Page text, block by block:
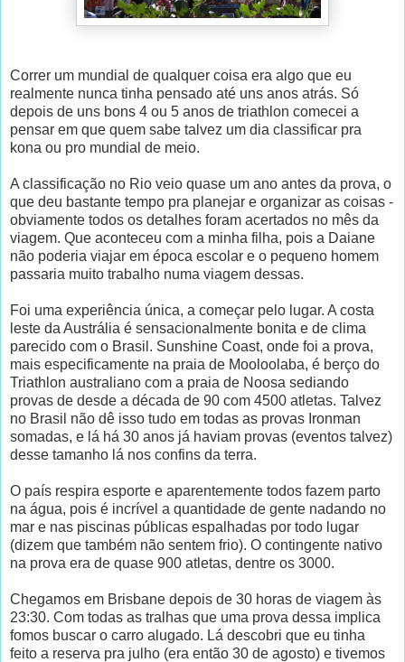
Correr um mundial de qualquer coisa era algo que eu
realmente nunca tinha pensado até uns anos atrás. Só
depois de uns bons 4 ou 5 anos de triathlon comecei a
pensar em que quem sabe talvez um dia classificar pra
kona ou pro mundial de meio.
A classificação no Rio veio quase um ano antes da prova, o
que deu bastante tempo pra planejar e organizar as coisas -
obviamente todos os detalhes foram acertados no mês da
viagem. Que aconteceu com a minha filha, pois a Daiane
não poderia viajar em época escolar e o pequeno homem
passaria muito trabalho numa viagem dessas.
Foi uma experiência única, a começar pelo lugar. A costa
leste da Austrália é sensacionalmente bonita e de clima
parecido com o Brasil. Sunshine Coast, onde foi a prova,
mais especificamente na praia de Mooloolaba, é berço do
Triathlon australiano com a praia de Noosa sediando
provas de desde a década de 90 com 4500 atletas. Talvez
no Brasil não dê isso tudo em todas as provas Ironman
somadas, e lá há 30 anos já haviam provas (eventos talvez)
desse tamanho lá nos confins da terra.
O país respira esporte e aparentemente todos fazem parto
na água, pois é incrível a quantidade de gente nadando no
mar e nas piscinas públicas espalhadas por todo lugar
(dizem que também não sentem frio). O contingente nativo
na prova era de quase 900 atletas, dentre os 3000.
Chegamos em Brisbane depois de 30 horas de viagem às
23:30. Com todas as tralhas que uma prova dessa implica
fomos buscar o carro alugado. Lá descobri que eu tinha
feito a reserva pra julho (era então 30 de agosto) e tivemos